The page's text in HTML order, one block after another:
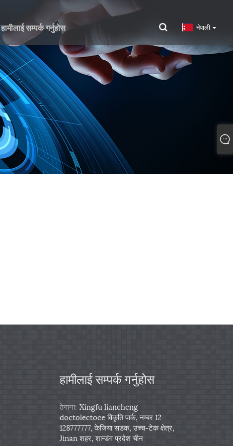
हामीलाई सम्पर्क गर्नुहोस नेपाली
हामीलाई सम्पर्क गर्नुहोस
ठेगाना: Xingfu liancheng
doctolectoce विकृति पार्क, नम्बर 12
128777777, केजिया सडक, उच्च-टेक क्षेत्र,
Jinan शहर, शान्डंग प्रदेश चीन